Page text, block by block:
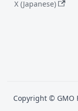
X (Japanese)
Copyright © GMO